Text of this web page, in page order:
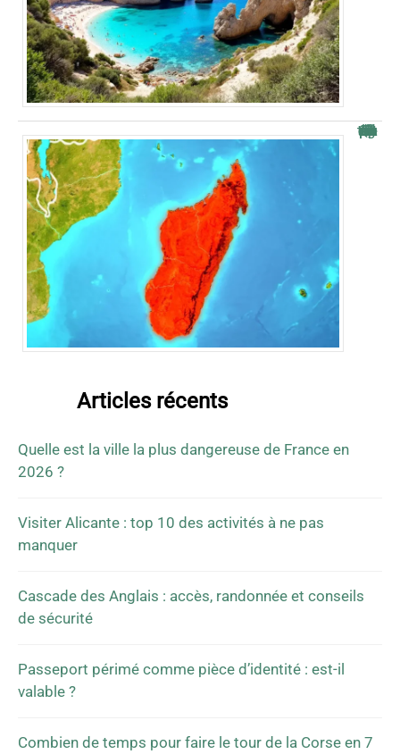
Quelle est la superficie de Madagascar par rapport à la France ?
Articles récents
Quelle est la ville la plus dangereuse de France en
2026 ?
Visiter Alicante : top 10 des activités à ne pas
manquer
Cascade des Anglais : accès, randonnée et conseils
de sécurité
Passeport périmé comme pièce d’identité : est-il
valable ?
Combien de temps pour faire le tour de la Corse en 7